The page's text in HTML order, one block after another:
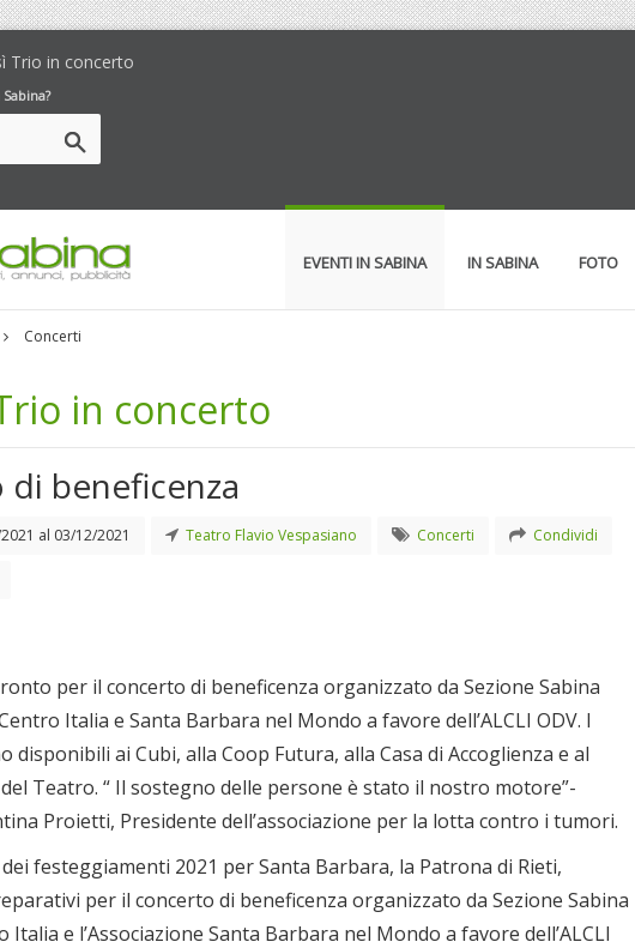
Trio in concerto
EVENTI IN SABINA IN SABINA FOTO
Concerti
in concerto
di beneficenza
al 03/12/2021 Teatro Flavio Vespasiano Concerti Condividi
per il concerto di beneficenza organizzato da Sezione Sabina
Italia e Santa Barbara nel Mondo a favore dell’ALCLI ODV. I
disponibili ai Cubi, alla Coop Futura, alla Casa di Accoglienza e al
Teatro. “ Il sostegno delle persone è stato il nostro motore”-
Proietti, Presidente dell’associazione per la lotta contro i tumori.
festeggiamenti 2021 per Santa Barbara, la Patrona di Rieti,
per il concerto di beneficenza organizzato da Sezione Sabina
Italia e l’Associazione Santa Barbara nel Mondo a favore dell’ALCLI